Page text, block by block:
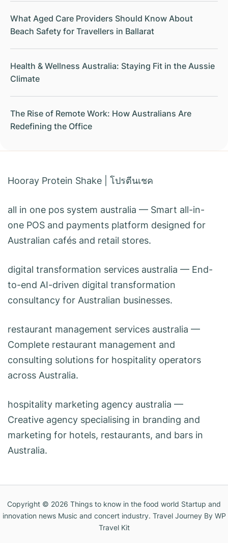
What Aged Care Providers Should Know About
Beach Safety for Travellers in Ballarat
Health & Wellness Australia: Staying Fit in the Aussie
Climate
The Rise of Remote Work: How Australians Are
Redefining the Office
Hooray Protein Shake โปรตีนเชค
all in one pos system australia — Smart all-in-
one POS and payments platform designed for
Australian cafés and retail stores.
digital transformation services australia — End-
to-end AI-driven digital transformation
consultancy for Australian businesses.
restaurant management services australia —
Complete restaurant management and
consulting solutions for hospitality operators
across Australia.
hospitality marketing agency australia —
Creative agency specialising in branding and
marketing for hotels, restaurants, and bars in
Australia.
Copyright © 2026 Things to know in the food world Startup and
innovation news Music and concert industry. Travel JourneyBy WP
Travel Kit